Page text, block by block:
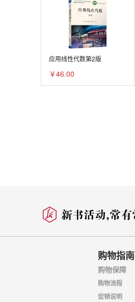
应用线性代数第2版
￥46.00
购物指南
购物保障
购物流程
促销说明